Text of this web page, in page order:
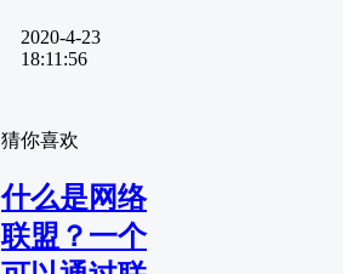
2020-4-23
18:11:56
猜你喜欢
什么是网络
联盟？一个